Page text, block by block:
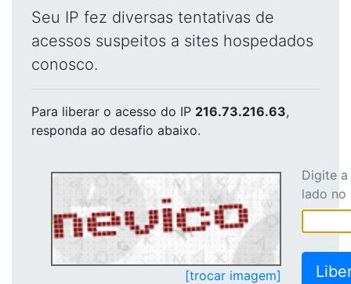
Seu IP fez diversas tentativas de
acessos suspeitos a sites hospedados
conosco.
Para liberar o acesso do IP 216.73.216.63,
responda ao desafio abaixo.
[trocar imagem]
Digite
lado no